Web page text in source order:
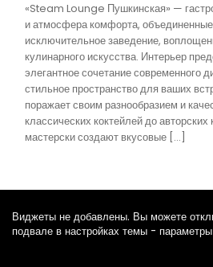
«Steam Lounge Пушкинская» —
и атмосфера комфорта,
исключительное заведение,
кулинарного искусства. Интерьер
элегантное сочетание современного
стильное пространство для ваших
поражает своим разнообразием и
классических коктейлей до
мастерски создают вкусовые […]
Виджеты не добавлены. Вы можете
подвале в настройках темы -